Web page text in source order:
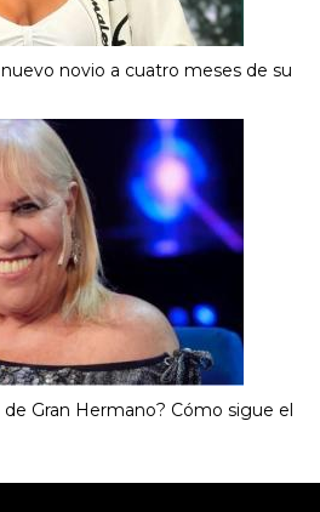
novio a cuatro meses de su
de Gran Hermano? Cómo sigue el